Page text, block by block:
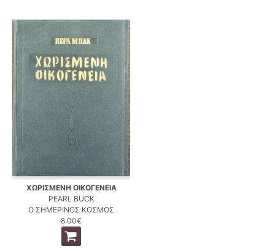
ΧΩΡΙΣΜΕΝΗ ΟΙΚΟΓΕΝΕΙΑ
PEARL BUCK
Ο ΣΗΜΕΡΙΝΟΣ ΚΟΣΜΟΣ
8.00€